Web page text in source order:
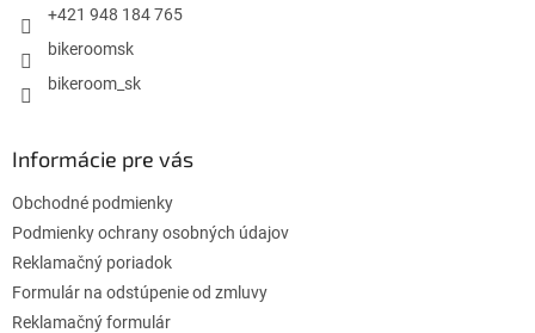
+421 948 184 765
bikeroomsk
bikeroom_sk
Informácie pre vás
Obchodné podmienky
Podmienky ochrany osobných údajov
Reklamačný poriadok
Formulár na odstúpenie od zmluvy
Reklamačný formulár